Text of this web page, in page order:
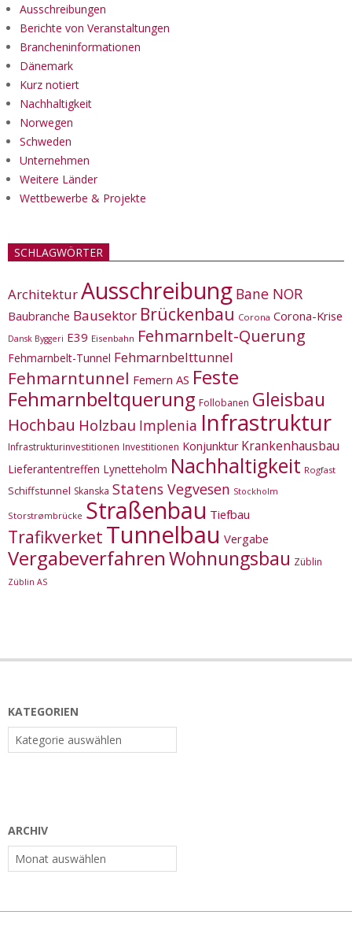
Ausschreibungen
Berichte von Veranstaltungen
Brancheninformationen
Dänemark
Kurz notiert
Nachhaltigkeit
Norwegen
Schweden
Unternehmen
Weitere Länder
Wettbewerbe & Projekte
SCHLAGWÖRTER
ArchitekturAusschreibung Bane NOR
Baubranche Bausektor Brückenbau Corona Corona-Krise
Dansk Byggeri E39 Eisenbahn Fehmarnbelt-Querung
Fehmarnbelt-Tunnel Fehmarnbelttunnel
Fehmarntunnel Femern AS Feste
Fehmarnbeltquerung Follobanen Gleisbau
Hochbau Holzbau Implenia Infrastruktur
Infrastrukturinvestitionen Investitionen Konjunktur Krankenhausbau
Lieferantentreffen Lynetteholm Nachhaltigkeit Rogfast
Schiffstunnel Skanska Statens Vegvesen Stockholm
Storstrømbrücke Straßenbau Tiefbau
Trafikverket Tunnelbau Vergabe
VergabeverfahrenWohnungsbau Züblin
Züblin AS
KATEGORIEN
Kategorien
ARCHIV
Archiv